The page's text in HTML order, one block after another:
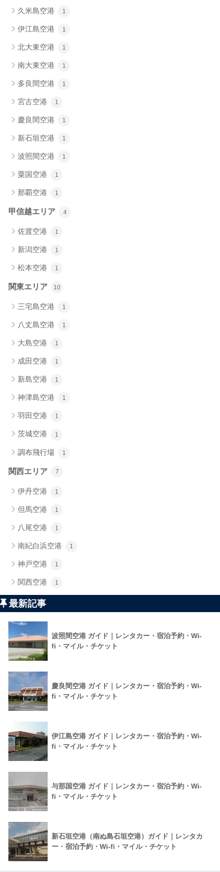
久米島空港 1
伊江島空港 1
北大東空港 1
南大東空港 1
多良間空港 1
宮古空港 1
慶良間空港 1
新石垣空港 1
波照間空港 1
粟国空港 1
那覇空港 1
甲信越エリア 4
佐渡空港 1
新潟空港 1
松本空港 1
関東エリア 10
三宅島空港 1
八丈島空港 1
大島空港 1
成田空港 1
新島空港 1
神津島空港 1
羽田空港 1
茨城空港 1
調布飛行場 1
関西エリア 7
伊丹空港 1
但馬空港 1
八尾空港 1
南紀白浜空港 1
神戸空港 1
関西空港 1
最新記事
波照間空港 ガイド｜レンタカー・宿泊予約・Wi-
fi・マイル・チケット
慶良間空港 ガイド｜レンタカー・宿泊予約・Wi-
fi・マイル・チケット
伊江島空港 ガイド｜レンタカー・宿泊予約・Wi-
fi・マイル・チケット
与那国空港 ガイド｜レンタカー・宿泊予約・Wi-
fi・マイル・チケット
新石垣空港（南ぬ島石垣空港）ガイド｜レンタカ
ー・宿泊予約・Wi-fi・マイル・チケット